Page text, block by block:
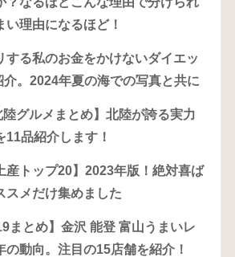
理由になるほど！
する私のお金をかけないダイエッ
介。2024年夏の海での写真と共に
陸グルメまとめ】北陸が誇る実力
11品紹介します！
産トップ20】2023年版！絶対喜ば
スメだけ集めました
まとめ】金沢 能登 富山うまいレ
の動向。注目の15店舗を紹介！